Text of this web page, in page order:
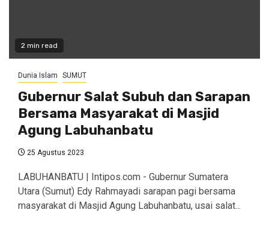
2 min read
Dunia Islam SUMUT
Gubernur Salat Subuh dan Sarapan
Bersama Masyarakat di Masjid
Agung Labuhanbatu
25 Agustus 2023
LABUHANBATU | Intipos.com - Gubernur Sumatera
Utara (Sumut) Edy Rahmayadi sarapan pagi bersama
masyarakat di Masjid Agung Labuhanbatu, usai salat...